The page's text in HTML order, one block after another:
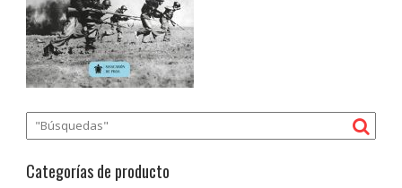
Categorías de producto